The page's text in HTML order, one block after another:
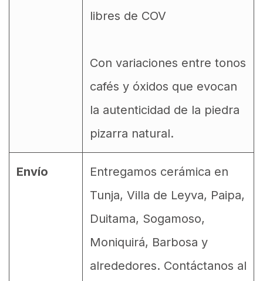
libres de COV
Con variaciones entre tonos
cafés y óxidos que evocan
la autenticidad de la piedra
pizarra natural.
Envío
Entregamos cerámica en
Tunja, Villa de Leyva, Paipa,
Duitama, Sogamoso,
Moniquirá, Barbosa y
alrededores. Contáctanos al